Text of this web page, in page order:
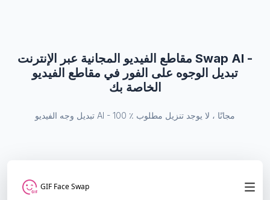
مقاطع الفيديو المجانية عبر الإنترنت Swap AI -
تبديل الوجوه على الفور في مقاطع الفيديو
الخاصة بك
تبديل وجه الفيديو AI - 100 ٪ مجانًا ، لا يوجد تنزيل مطلوب